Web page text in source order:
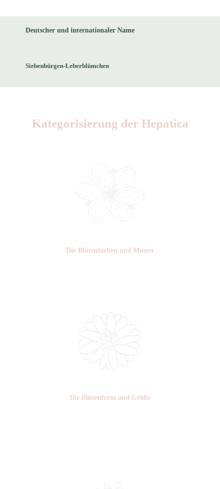
Deutscher und internationaler Name
Siebenbürgen-Leberblümchen
Kategorisierung der Hepatica
Die Blüten­farben und Muster
Die Blüten­form und Größe